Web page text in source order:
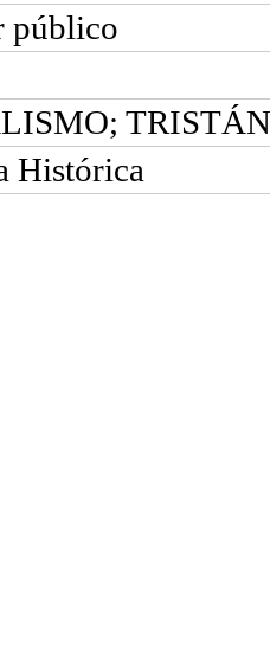
público
Histórica